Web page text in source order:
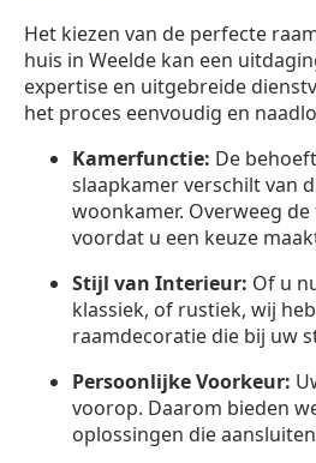
Het kiezen van de perfecte
huis in Weelde kan een
expertise en uitgebreide
het proces eenvoudig en
Kamerfunctie: De
slaapkamer verschilt van
woonkamer. Overweeg
voordat u een keuze
Stijl van Interieur: Of u
klassiek, of rustiek, wij
raamdecoratie die bij uw
Persoonlijke Voorkeur:
voorop. Daarom bieden
oplossingen die